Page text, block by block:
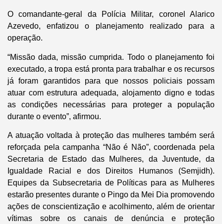
O comandante-geral da Polícia Militar, coronel Alarico
Azevedo, enfatizou o planejamento realizado para a
operação.
“Missão dada, missão cumprida. Todo o planejamento foi
executado, a tropa está pronta para trabalhar e os recursos
já foram garantidos para que nossos policiais possam
atuar com estrutura adequada, alojamento digno e todas
as condições necessárias para proteger a população
durante o evento”, afirmou.
A atuação voltada à proteção das mulheres também será
reforçada pela campanha “Não é Não”, coordenada pela
Secretaria de Estado das Mulheres, da Juventude, da
Igualdade Racial e dos Direitos Humanos (Semjidh).
Equipes da Subsecretaria de Políticas para as Mulheres
estarão presentes durante o Pingo da Mei Dia promovendo
ações de conscientização e acolhimento, além de orientar
vítimas sobre os canais de denúncia e proteção